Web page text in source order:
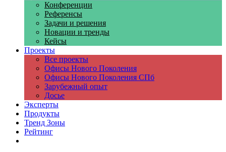
Конференции
Референсы
Задачи и решения
Новации и тренды
Кейсы
Проекты
Все проекты
Офисы Нового Поколения
Офисы Нового Поколения СПб
Зарубежный опыт
Досье
Эксперты
Продукты
Тренд Зоны
Рейтинг